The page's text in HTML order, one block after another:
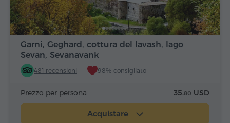
Garni, Geghard, cottura del lavash, lago
Sevan, Sevanavank
481 recensioni 98% consigliato
Prezzo per persona 35.80 USD
Acquistare